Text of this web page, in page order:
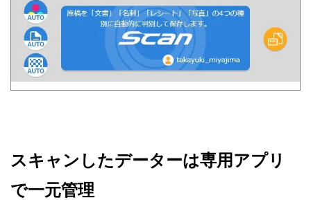
スキャンしたデーターは専用アプリ
で一元管理